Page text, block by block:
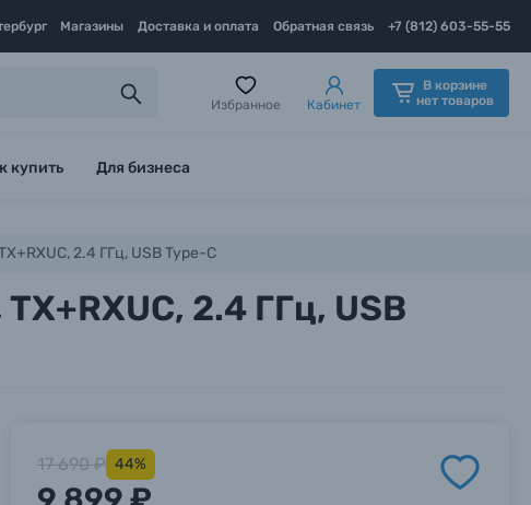
Магазины Доставка и оплата Обратная связь +7 (812) 603-55-55
Избранное Кабинет
В корзине
нет товаров
купить Для бизнеса
2.4 ГГц, USB Type-C
2.4 ГГц, USB
17 690 ₽ 44%